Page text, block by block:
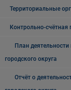
Территориальные
Контрольно-счётная
План
городского округа
Отчёт о